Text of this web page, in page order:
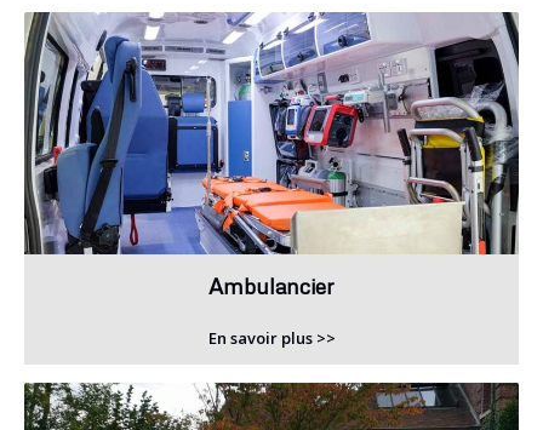
Ambulancier
En savoir plus >>